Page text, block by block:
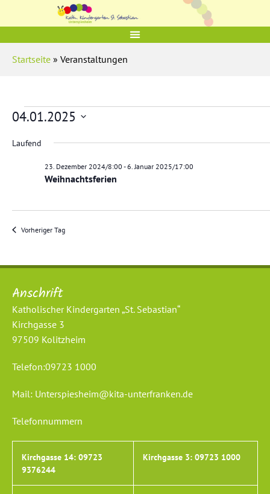
Startseite » Veranstaltungen
04.01.2025
a
t
l
n
Laufend
Weihnachtsferien
23. Dezember 2024/8:00 -6. Januar 2025/17:00
Vorheriger Tag
Anschrift
Katholischer Kindergarten „St. Sebastian“
Kirchgasse 3
97509 Kolitzheim
Telefon:09723 1000
Mail: Unterspiesheim@kita-unterfranken.de
Telefonnummern
Kirchgasse 14: 09723
9376244
Kirchgasse 3: 09723 1000